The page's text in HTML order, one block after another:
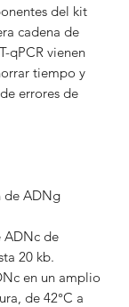
del kit
cadena de
qPCR vienen
tiempo y
errores de
de ADNg
ADNc de
20 kb.
en un amplio
de 42°C a